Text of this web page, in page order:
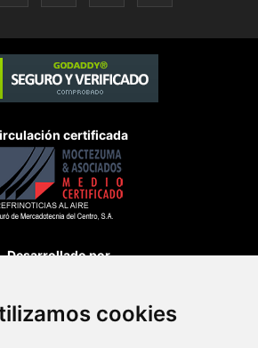
cookies
certificada
Desarrollado por